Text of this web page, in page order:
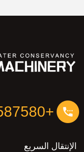
+86-15662587580
الإنتقال السريع